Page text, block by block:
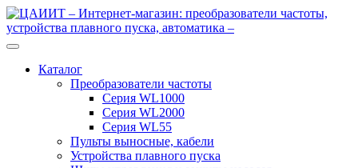
Перейти
к
навигации
Перейти
к
содержимому
Каталог
Преобразователи частоты
Серия WL1000
Серия WL2000
Серия WL55
Пульты выносные, кабели
Устройства плавного пуска